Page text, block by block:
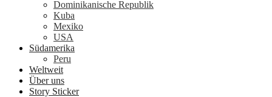
Dominikanische Republik
Kuba
Mexiko
USA
Südamerika
Peru
Weltweit
Über uns
Story Sticker